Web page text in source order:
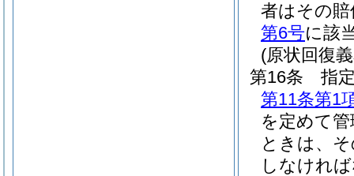
者はその
第6号に該
(原状回復
第16条
指
第11条第1
を定めて
ときは、
しなけれ